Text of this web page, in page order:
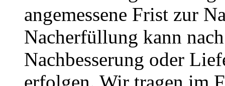
angemessene Frist zur
Nacherfüllung kann
Nachbesserung oder
erfolgen. Wir tragen im